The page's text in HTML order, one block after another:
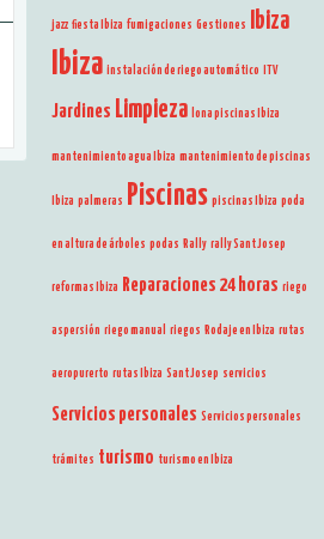
jazz fiesta Ibiza fumigaciones Gestiones Ibiza
Ibiza instalación de riego automático ITV
Jardines Limpieza lona piscinas Ibiza
mantenimiento agua Ibiza mantenimiento de piscinas
Ibiza palmeras Piscinas piscinas Ibiza poda
en altura de árboles podas Rally rally Sant Josep
reformas Ibiza Reparaciones 24 horas riego
aspersión riego manual riegos Rodaje en Ibiza rutas
aeropurerto rutas Ibiza Sant Josep servicios
Servicios personales Servicios personales
trámites turismo turismo en Ibiza